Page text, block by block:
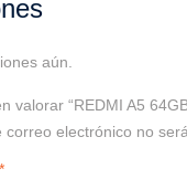
aún.
valorar “REDMI A5
correo electrónico no
*